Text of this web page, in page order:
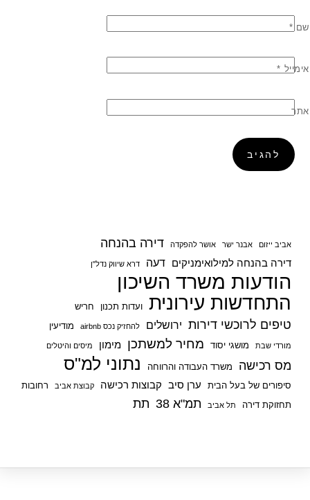
שם *
אימייל *
אתר
אביב ייזום אבנר ישר אושר להפקדה דירה בהנחה
דירה בהנחה למילואימניקים דעה דרא שיווק נדל"ן
הודעות משרד השיכון
התחדשות עירונית ועדות תכנון חריש
טיפים לרוכשי דירות ירושלים להחזיק נכס airbnb מודיעין
מורדי שבת מושגי יסוד מחיר למשתכן מימון מיסים והיטלים
מס רכישה משרד העבודה והרווחה נתוני למ"ס
סיפורים של בעל הבית ערן סיב קבוצות רכישה קבוצת אביב
רחובות
תחזוקת דירה
תל אביב תמ"א 38 תת